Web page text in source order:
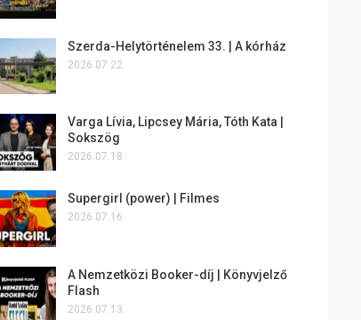
Szerda-Helytörténelem 33. | A kórház
2026.07.22.
Varga Lívia, Lipcsey Mária, Tóth Kata |
Sokszög
2026.07.18.
Supergirl (power) | Filmes
2026.07.16.
A Nemzetközi Booker-díj | Könyvjelző
Flash
2026.07.13.